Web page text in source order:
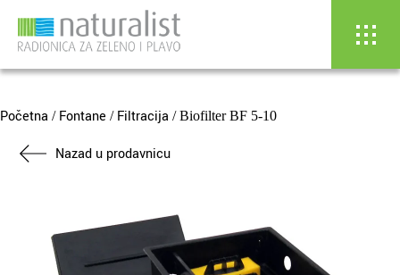
Početna / Fontane / Filtracija / Biofilter BF 5-10
Nazad u prodavnicu